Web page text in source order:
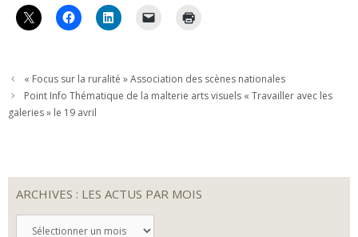
« Focus sur la ruralité » Association des scènes nationales
Point Info Thématique de la malterie arts visuels « Travailler avec les
galeries » le 19 avril
ARCHIVES : LES ACTUS PAR MOIS